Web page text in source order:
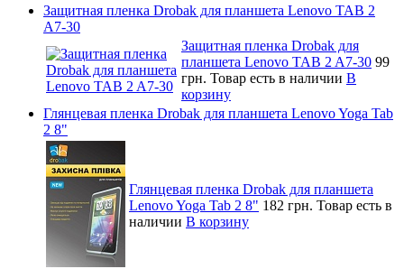
Защитная пленка Drobak для планшета Lenovo TAB 2
A7-30
Защитная пленка Drobak для
планшета Lenovo TAB 2 A7-30 99
грн. Товар есть в наличии В
корзину
Глянцевая пленка Drobak для планшета Lenovo Yoga Tab
2 8"
Глянцевая пленка Drobak для планшета
Lenovo Yoga Tab 2 8" 182 грн. Товар есть в
наличии В корзину